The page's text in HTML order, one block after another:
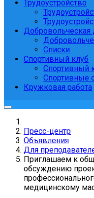
Трудоустройство
Добровольческая
Списки
Спортивный клуб
Спортивный
Спортивные
Кружковая работа
Пресс-центр
Объявления
Для
Приглашаем к
обсуждению
медицинскому